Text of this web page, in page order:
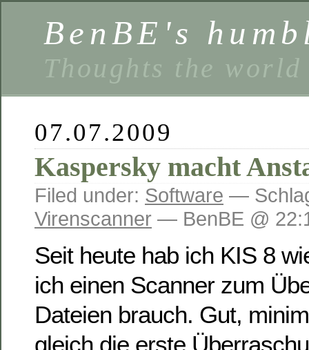
BenBE's
Thoughts the
07.07.2009
Kaspersky macht
Filed under: Software —
Virenscanner — BenBE @
Seit heute hab ich KIS 8
ich einen Scanner zum
Dateien brauch. Gut,
gleich die erste